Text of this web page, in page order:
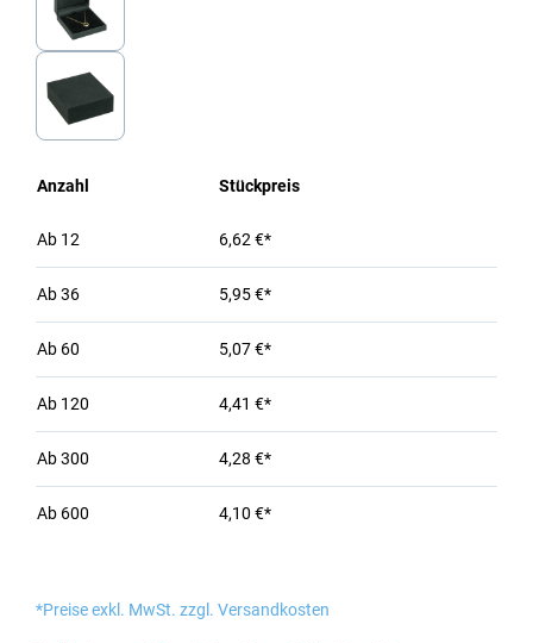
Anzahl Stückpreis
Ab 12 6,62 €*
Ab36 5,95 €*
Ab 60 5,07 €*
Ab 120 4,41 €*
Ab300 4,28 €*
Ab 600 4,10 €*
*Preise exkl. MwSt. zzgl. Versandkosten